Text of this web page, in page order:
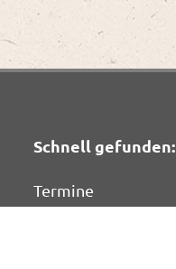
Schnell gefunden:
Termine